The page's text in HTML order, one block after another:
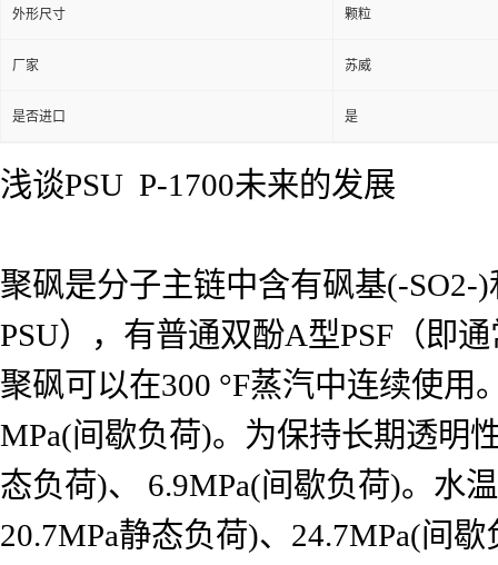
外形尺寸 颗粒
厂家 苏威
是否进口 是
浅谈PSU P-1700未来的发展
聚砜是分子主链中含有砜基(-SO2-
PSU），有普通双酚A型PSF（即
聚砜可以在300 °F蒸汽中连续使用
MPa(间歇负荷)。为保持长期透明
态负荷)、 6.9MPa(间歇负荷)。水
20.7MPa静态负荷)、24.7MPa(间